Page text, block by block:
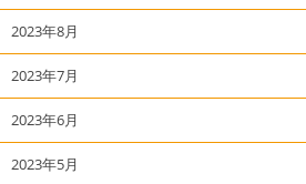
2023年8月
2023年7月
2023年6月
2023年5月